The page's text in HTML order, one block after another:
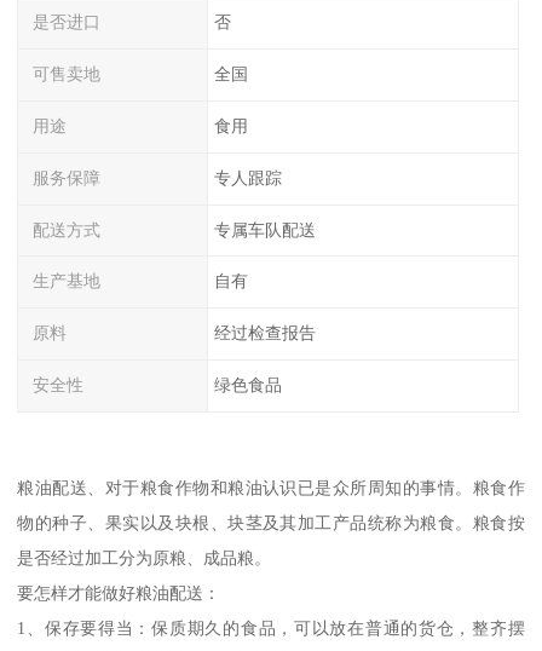
是否进口 否
可售卖地 全国
用途 食用
服务保障 专人跟踪
配送方式 专属车队配送
生产基地 自有
原料 经过检查报告
安全性 绿色食品
粮油配送、对于粮食作物和粮油认识已是众所周知的事情。粮食作
物的种子、果实以及块根、块茎及其加工产品统称为粮食。粮食按
是否经过加工分为原粮、成品粮。
要怎样才能做好粮油配送：
1、保存要得当：保质期久的食品，可以放在普通的货仓，整齐摆